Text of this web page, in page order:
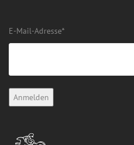
E-Mail-Adresse*